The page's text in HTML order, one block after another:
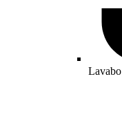
Lavabo